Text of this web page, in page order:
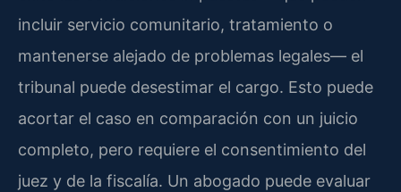
incluir servicio comunitario, tratamiento o
mantenerse alejado de problemas legales— el
tribunal puede desestimar el cargo. Esto puede
acortar el caso en comparación con un juicio
completo, pero requiere el consentimiento del
juez y de la fiscalía. Un abogado puede evaluar